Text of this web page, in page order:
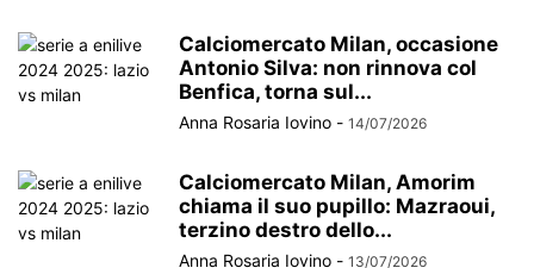
Calciomercato Milan, occasione
Antonio Silva: non rinnova col
Benfica, torna sul...
Anna Rosaria Iovino - 14/07/2026
Calciomercato Milan, Amorim
chiama il suo pupillo: Mazraoui,
terzino destro dello...
Anna Rosaria Iovino - 13/07/2026